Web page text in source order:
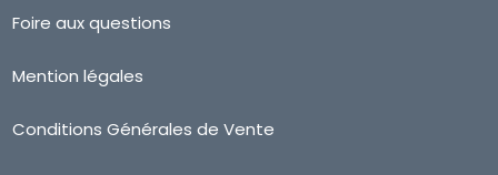
Foire aux questions
Mention légales
Conditions Générales de Vente